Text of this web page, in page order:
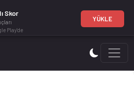
2022 sezonu | LigaPro Serie
Skor
Play'de
YÜKLE